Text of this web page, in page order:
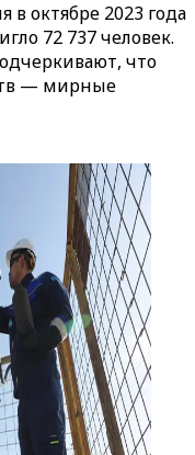
в октябре 2023 года
72 737 человек.
что
— мирные